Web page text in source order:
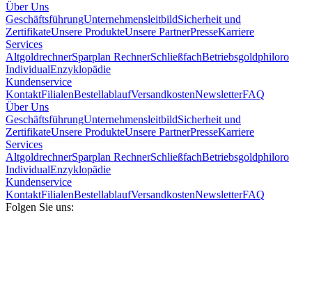
Über Uns
GeschäftsführungUnternehmensleitbildSicherheit und
ZertifikateUnsere ProdukteUnsere PartnerPresseKarriere
Services
AltgoldrechnerSparplan RechnerSchließfachBetriebsgoldphiloro
IndividualEnzyklopädie
Kundenservice
KontaktFilialenBestellablaufVersandkostenNewsletterFAQ
Über Uns
GeschäftsführungUnternehmensleitbildSicherheit und
ZertifikateUnsere ProdukteUnsere PartnerPresseKarriere
Services
AltgoldrechnerSparplan RechnerSchließfachBetriebsgoldphiloro
IndividualEnzyklopädie
Kundenservice
KontaktFilialenBestellablaufVersandkostenNewsletterFAQ
Folgen Sie uns: